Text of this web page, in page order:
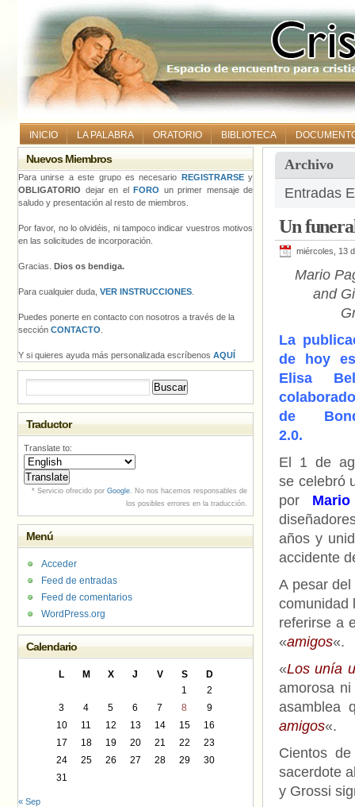
INICIO LA PALABRA ORATORIO BIBLIOTECA
Archivo
Entradas
Un
miércoles, 13
Mario
and
La
de hoy
Elisa
de
2.0.
El 1 de
se celebró
por
años y
accidente
A pesar
comunidad
referirse a
«amigos«.
«Los unía
amorosa
asamblea
amigos«.
Cientos
sacerdote
y Grossi
Nuevos Miembros
Para unirse a este grupo es necesario REGISTRARSEy
OBLIGATORIO dejar en el FORO un primer mensaje de
saludo y presentación al resto de miembros.
Por favor, no lo olvidéis, ni tampoco indicar vuestros motivos
en las solicitudes de incorporación.
Gracias. Dios os bendiga.
Para cualquier duda, VER INSTRUCCIONES
Puedes ponerte en contacto con nosotros a través de la
sección CONTACTO
Y si quieres ayuda más personalizada escríbenos AQUÍ
Traductor
Translate to:
* Servicio ofrecido por Google. No nos hacemos responsables de
los posibles errores en la traducción.
Menú
Acceder
Feed de entradas
Feed de comentarios
WordPress.org
Calendario
L M X J V S
D
1
2
3
4 5 6 7 8
9
10
11 12 13 14 15
16
17
18 19 20 21 22
23
24
25 26 27 28 29
30
31
« Sep